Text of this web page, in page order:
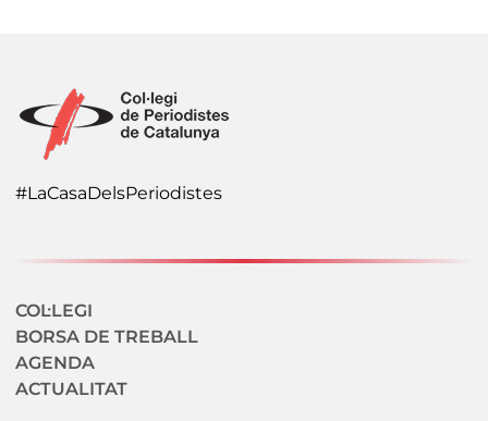
#LaCasaDelsPeriodistes
Navegació secundaria
COL·LEGI
BORSA DE TREBALL
AGENDA
ACTUALITAT